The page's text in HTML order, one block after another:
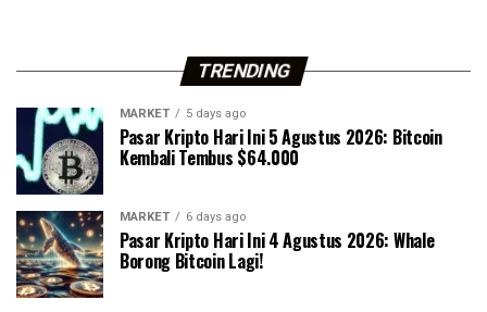
TRENDING
MARKET 5 days ago
Pasar Kripto Hari Ini 5 Agustus 2026: Bitcoin
Kembali Tembus $64.000
MARKET 6 days ago
Pasar Kripto Hari Ini 4 Agustus 2026: Whale
Borong Bitcoin Lagi!